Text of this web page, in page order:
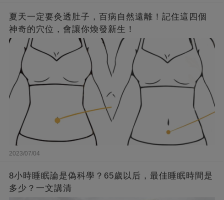
夏天一定要灸透肚子，百病自然遠離！記住這四個
神奇的穴位，會讓你煥發新生！
2023/07/04
8小時睡眠論是偽科學？65歲以后，最佳睡眠時間是
多少？一文講清